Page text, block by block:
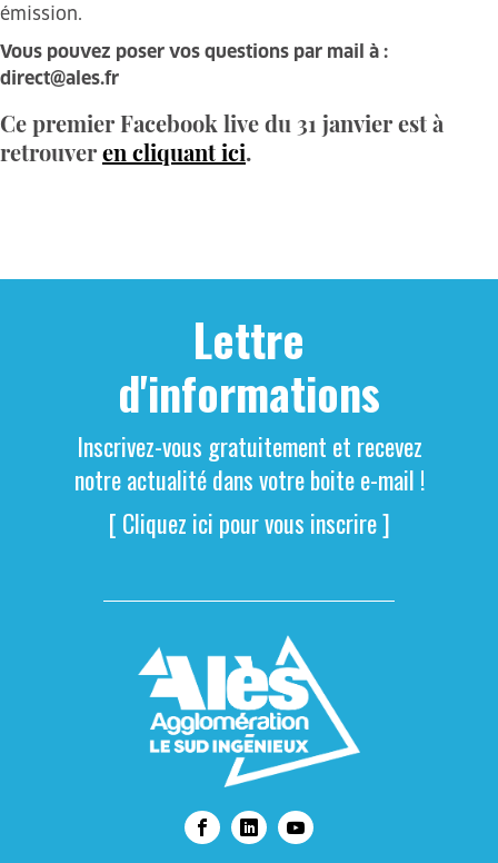
émission.
Vous pouvez poser vos questions par mail à :
direct@ales.fr
Ce premier Facebook live du 31 janvier est à
retrouveren cliquant ici.
Lettre
d'informations
Inscrivez-vous gratuitement et recevez
notre actualité dans votre boite e-mail !
[ Cliquez ici pour vous inscrire ]